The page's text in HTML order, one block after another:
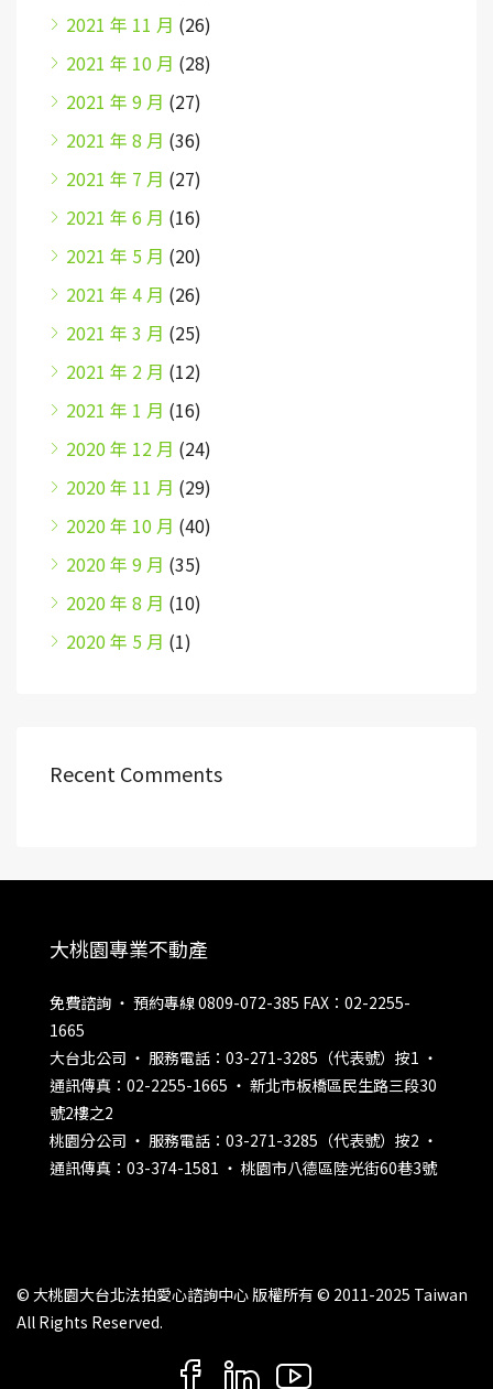
2021 年 11 月 (26)
2021 年 10 月 (28)
2021 年 9 月 (27)
2021 年 8 月 (36)
2021 年 7 月 (27)
2021 年 6 月 (16)
2021 年 5 月 (20)
2021 年 4 月 (26)
2021 年 3 月 (25)
2021 年 2 月 (12)
2021 年 1 月 (16)
2020 年 12 月 (24)
2020 年 11 月 (29)
2020 年 10 月 (40)
2020 年 9 月 (35)
2020 年 8 月 (10)
2020 年 5 月 (1)
Recent Comments
大桃園專業不動產
免費諮詢 ‧ 預約專線 0809-072-385 FAX：02-2255-
1665
大台北公司 ‧ 服務電話：03-271-3285（代表號）按1 ‧
通訊傳真：02-2255-1665 ‧ 新北市板橋區民生路三段30
號2樓之2
桃園分公司 ‧ 服務電話：03-271-3285（代表號）按2 ‧
通訊傳真：03-374-1581 ‧ 桃園市八德區陸光街60巷3號
© 大桃園大台北法拍愛心諮詢中心 版權所有 © 2011-2025 Taiwan
All Rights Reserved.